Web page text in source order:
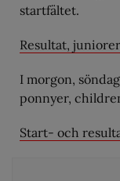
startfältet.
Resultat, juniorer
I morgon,
ponnyer,
Start- och